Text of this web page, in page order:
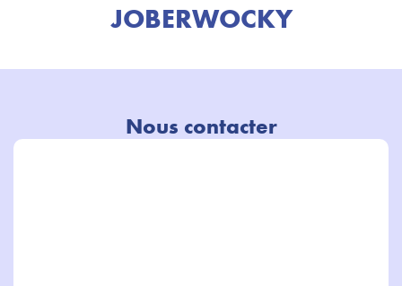
JOBERWOCKY
Nous contacter